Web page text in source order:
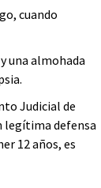
cuando
una almohada
Judicial de
legítima defensa
12 años, es